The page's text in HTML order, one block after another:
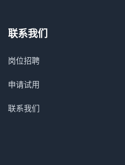
联系我们
岗位招聘
申请试用
联系我们